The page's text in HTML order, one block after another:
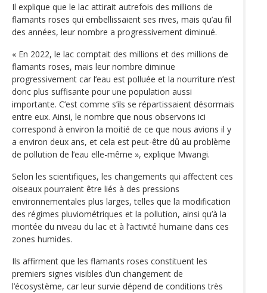
Il explique que le lac attirait autrefois des millions de
flamants roses qui embellissaient ses rives, mais qu’au fil
des années, leur nombre a progressivement diminué.
« En 2022, le lac comptait des millions et des millions de
flamants roses, mais leur nombre diminue
progressivement car l’eau est polluée et la nourriture n’est
donc plus suffisante pour une population aussi
importante. C’est comme s’ils se répartissaient désormais
entre eux. Ainsi, le nombre que nous observons ici
correspond à environ la moitié de ce que nous avions il y
a environ deux ans, et cela est peut-être dû au problème
de pollution de l’eau elle-même », explique Mwangi.
Selon les scientifiques, les changements qui affectent ces
oiseaux pourraient être liés à des pressions
environnementales plus larges, telles que la modification
des régimes pluviométriques et la pollution, ainsi qu’à la
montée du niveau du lac et à l’activité humaine dans ces
zones humides.
Ils affirment que les flamants roses constituent les
premiers signes visibles d’un changement de
l’écosystème, car leur survie dépend de conditions très